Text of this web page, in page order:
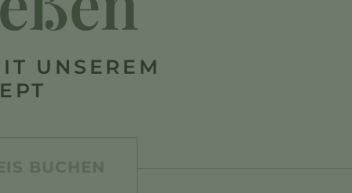
UNSEREM
BUCHEN